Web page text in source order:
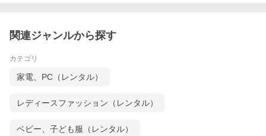
関連ジャンルから探す
カテゴリ
家電、PC（レンタル）
レディースファッション（レンタル）
ベビー、子ども服（レンタル）